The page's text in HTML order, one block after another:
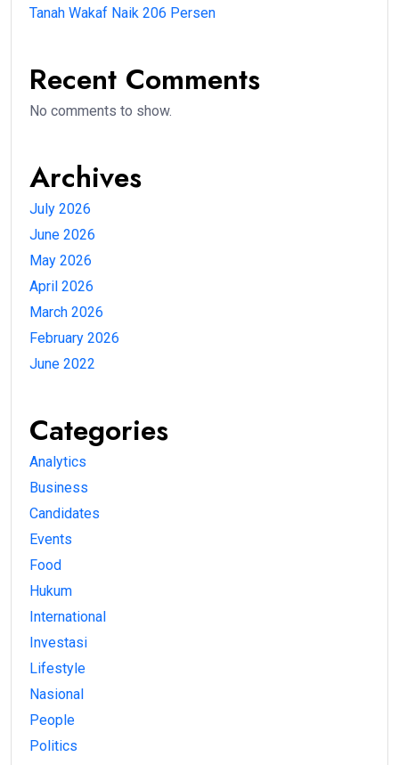
Tanah Wakaf Naik 206 Persen
Recent Comments
No comments to show.
Archives
July 2026
June 2026
May 2026
April 2026
March 2026
February 2026
June 2022
Categories
Analytics
Business
Candidates
Events
Food
Hukum
International
Investasi
Lifestyle
Nasional
People
Politics